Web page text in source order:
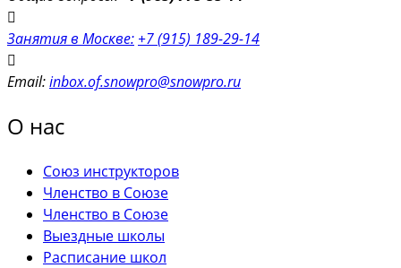
Занятия в Москве: +7 (915) 189-29-14
Email:inbox.of.snowpro@snowpro.ru
О нас
Союз инструкторов
Членство в Союзе
Членство в Союзе
Выездные школы
Расписание школ